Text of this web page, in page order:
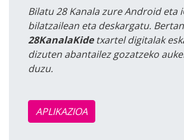
Bilatu 28 Kanala zure Android eta
bilatzailean eta deskargatu. Bertan
28KanalaKidetxartel digitalak
dizuten abantailez gozatzeko
duzu.
APLIKAZIOA